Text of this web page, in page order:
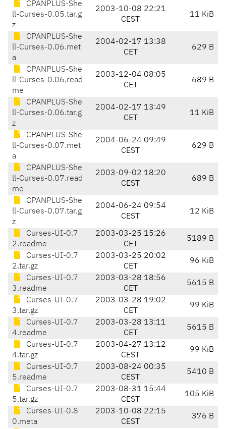
CPANPLUS-She
ll-Curses-0.05.tar.g
z
2003-10-08 22:21
CEST
11 KiB
CPANPLUS-She
ll-Curses-0.06.met
a
2004-02-17 13:38
CET
629 B
CPANPLUS-She
ll-Curses-0.06.read
me
2003-12-04 08:05
CET
689 B
CPANPLUS-She
ll-Curses-0.06.tar.g
z
2004-02-17 13:49
CET
11 KiB
CPANPLUS-She
ll-Curses-0.07.met
a
2004-06-24 09:49
CEST
629 B
CPANPLUS-She
ll-Curses-0.07.read
me
2003-09-02 18:20
CEST
689 B
CPANPLUS-She
ll-Curses-0.07.tar.g
z
2004-06-24 09:54
CEST
12 KiB
Curses-UI-0.7
2.readme
2003-03-25 15:26
CET
5189 B
Curses-UI-0.7
2.tar.gz
2003-03-25 20:02
CET
96 KiB
Curses-UI-0.7
3.readme
2003-03-28 18:56
CET
5615 B
Curses-UI-0.7
3.tar.gz
2003-03-28 19:02
CET
99 KiB
Curses-UI-0.7
4.readme
2003-03-28 13:11
CET
5615 B
Curses-UI-0.7
4.tar.gz
2003-04-27 13:12
CEST
99 KiB
Curses-UI-0.7
5.readme
2003-08-24 00:35
CEST
5410 B
Curses-UI-0.7
5.tar.gz
2003-08-31 15:44
CEST
105 KiB
Curses-UI-0.8
0.meta
2003-10-08 22:15
CEST
376 B